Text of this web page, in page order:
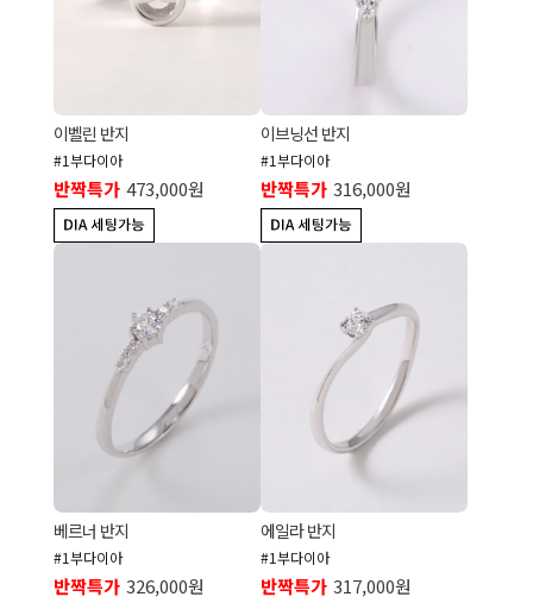
이벨린 반지
#1부다이아
반짝특가 473,000원
이브닝선 반지
#1부다이아
반짝특가 316,000원
베르너 반지
#1부다이아
반짝특가 326,000원
에일라 반지
#1부다이아
반짝특가 317,000원